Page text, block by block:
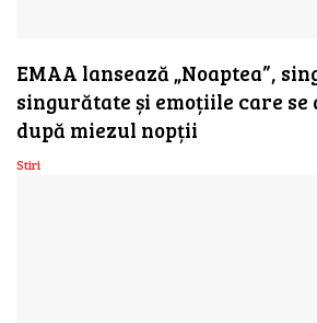
EMAA lansează „Noaptea”,
singurătate și emoțiile care se
după miezul nopții
Stiri